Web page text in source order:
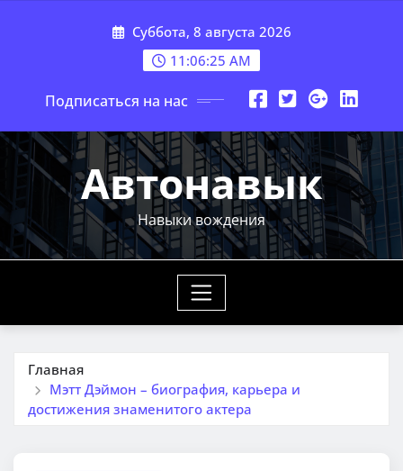
Суббота, 8 августа 2026
11:06:26 AM
Подписаться на нас
Автонавык
Навыки вождения
Главная
Мэтт Дэймон – биография, карьера и
достижения знаменитого актера